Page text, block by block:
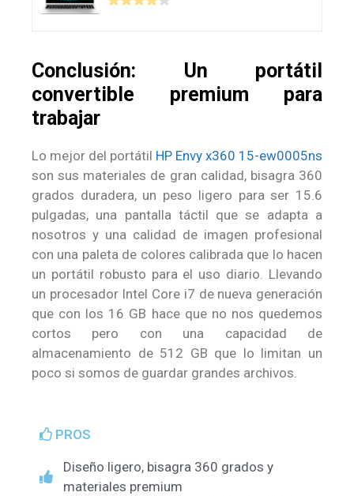
Conclusión: Un portátil
convertible premium para
trabajar
Lo mejor del portátil HP Envy x360 15-ew0005ns
son sus materiales de gran calidad, bisagra 360
grados duradera, un peso ligero para ser 15.6
pulgadas, una pantalla táctil que se adapta a
nosotros y una calidad de imagen profesional
con una paleta de colores calibrada que lo hacen
un portátil robusto para el uso diario. Llevando
un procesador Intel Core i7 de nueva generación
que con los 16 GB hace que no nos quedemos
cortos pero con una capacidad de
almacenamiento de 512 GB que lo limitan un
poco si somos de guardar grandes archivos.
PROS
Diseño ligero, bisagra 360 grados y
materiales premium